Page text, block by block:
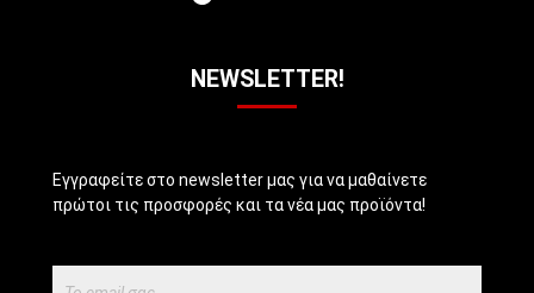
NEWSLETTER!
Εγγραφείτε στο newsletter μας για να μαθαίνετε
πρώτοι τις προσφορές και τα νέα μας προϊόντα!